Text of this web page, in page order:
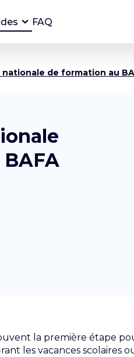
FAQ
nationale de formation au
la première étape
les vacances scolaires